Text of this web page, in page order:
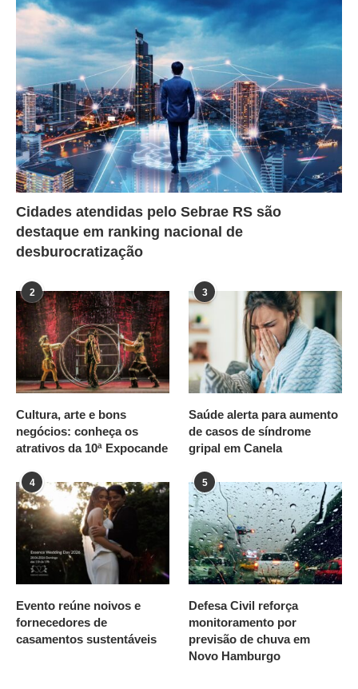
Cidades atendidas pelo Sebrae RS são
destaque em ranking nacional de
desburocratização
2
Cultura, arte e bons
negócios: conheça os
atrativos da 10ª Expocande
3
Saúde alerta para aumento
de casos de síndrome
gripal em Canela
4
Evento reúne noivos e
fornecedores de
casamentos sustentáveis
5
Defesa Civil reforça
monitoramento por
previsão de chuva em
Novo Hamburgo